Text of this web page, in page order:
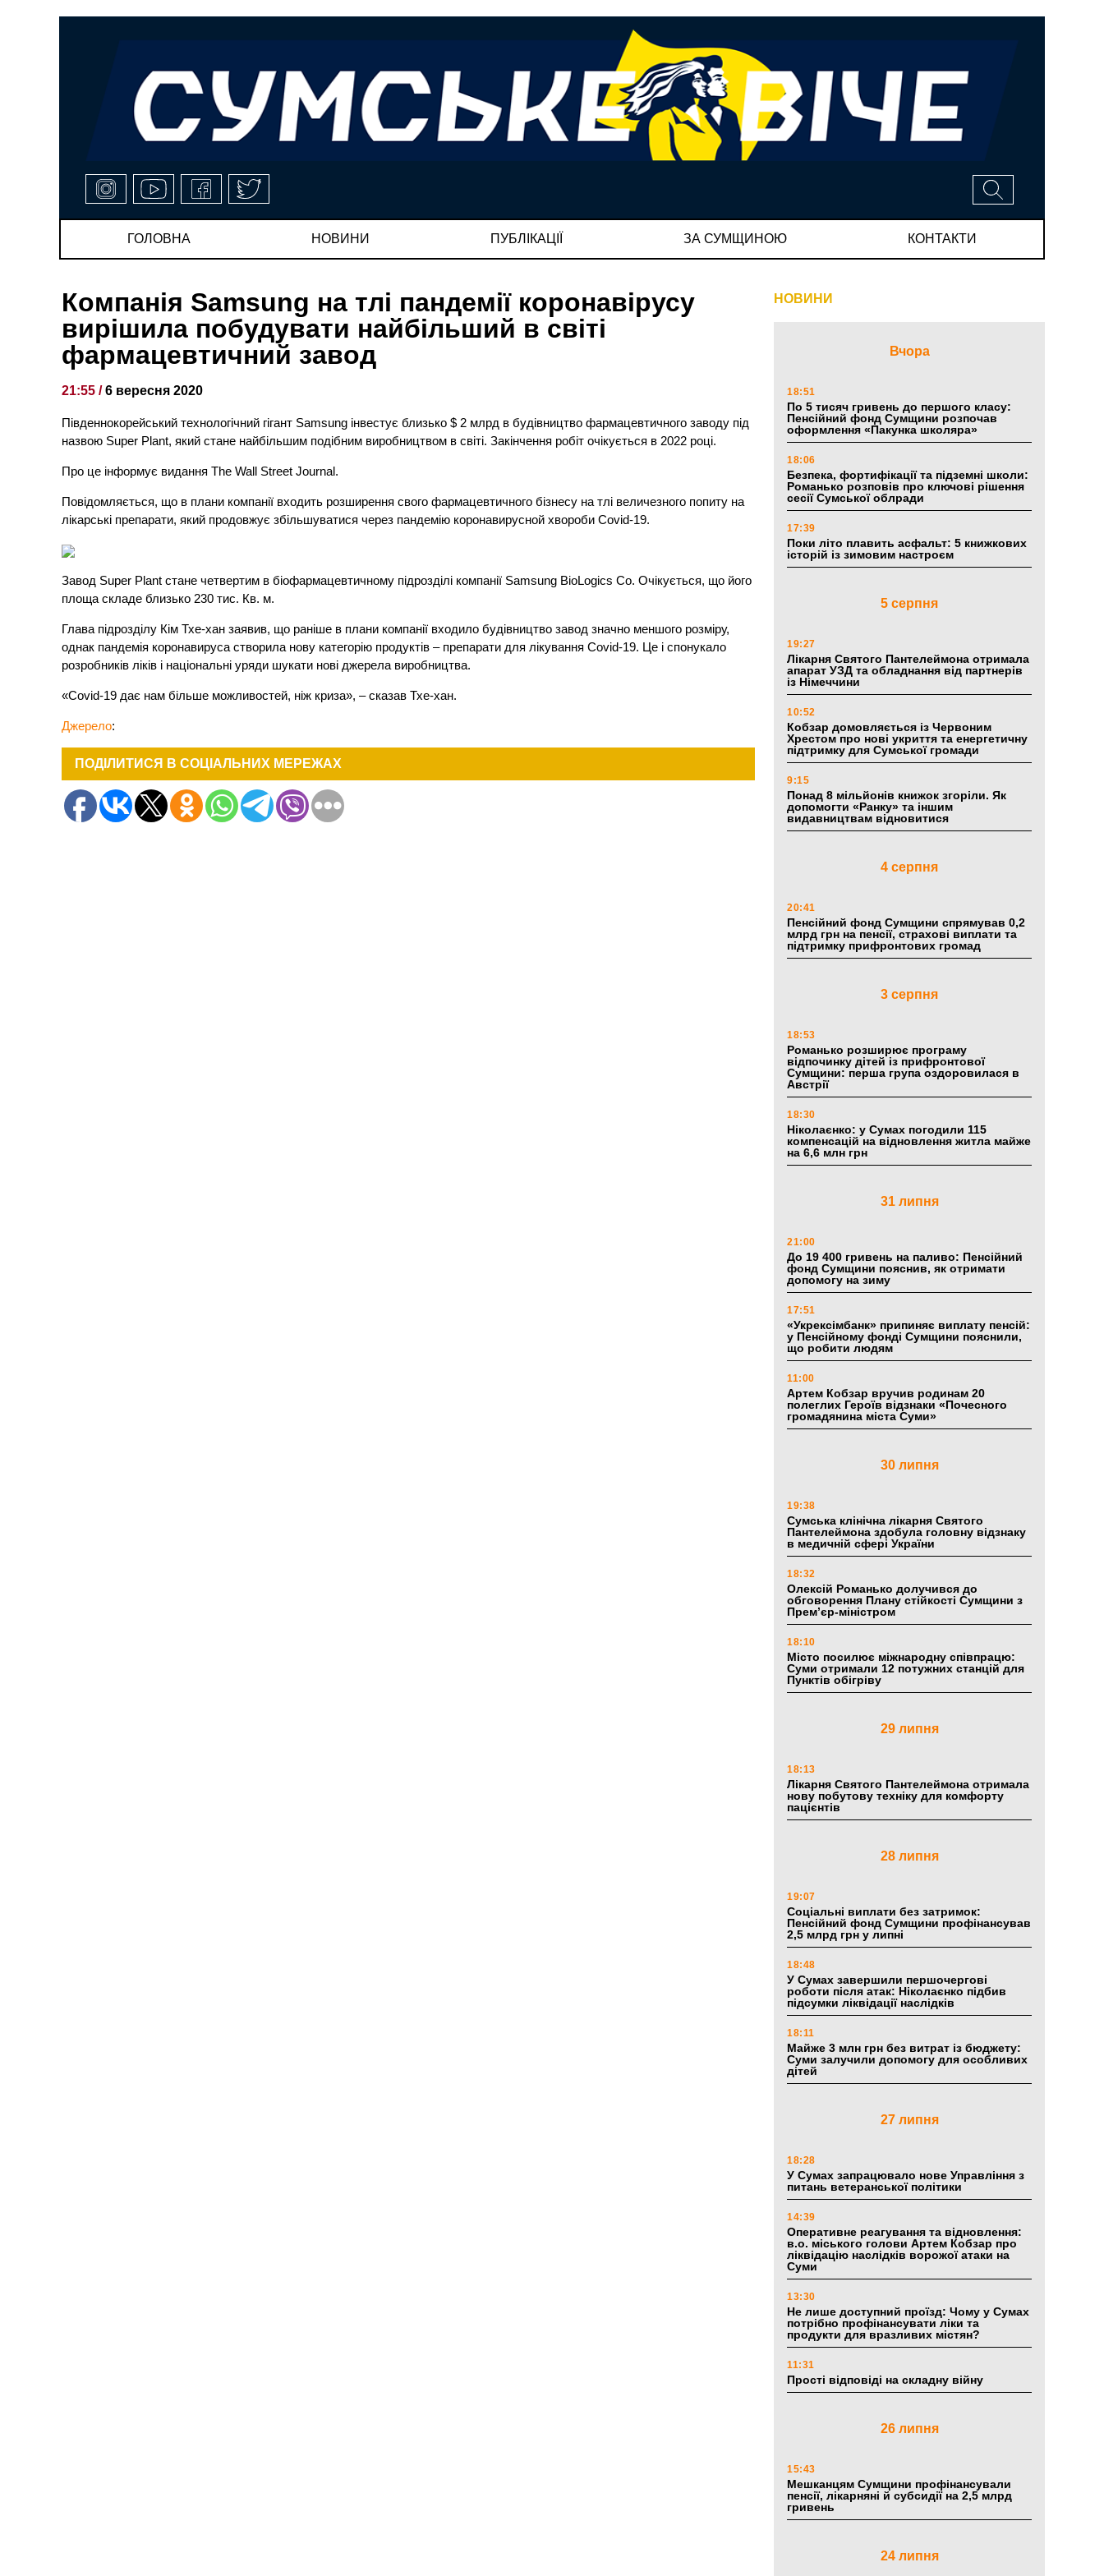
ГОЛОВНА НОВИНИ ПУБЛІКАЦІЇ ЗА СУМЩИНОЮ КОНТАКТИ
Компанія Samsung на тлі пандемії коронавірусу
вирішила побудувати найбільший в світі
фармацевтичний завод
21:55 /6 вересня 2020
Південнокорейський технологічний гігант Samsung інвестує близько $ 2 млрд в будівництво фармацевтичного заводу під
назвою Super Plant, який стане найбільшим подібним виробництвом в світі. Закінчення робіт очікується в 2022 році.
Про це інформує видання The Wall Street Journal.
Повідомляється, що в плани компанії входить розширення свого фармацевтичного бізнесу на тлі величезного попиту на
лікарські препарати, який продовжує збільшуватися через пандемію коронавирусной хвороби Covid-19.
Завод Super Plant стане четвертим в біофармацевтичному підрозділі компанії Samsung BioLogics Co. Очікується, що його
площа складе близько 230 тис. Кв. м.
Глава підрозділу Кім Тхе-хан заявив, що раніше в плани компанії входило будівництво завод значно меншого розміру,
однак пандемія коронавируса створила нову категорію продуктів – препарати для лікування Covid-19. Це і спонукало
розробників ліків і національні уряди шукати нові джерела виробництва.
«Covid-19 дає нам більше можливостей, ніж криза», – сказав Тхе-хан.
Джерело:
ПОДІЛИТИСЯ В СОЦІАЛЬНИХ МЕРЕЖАХ
НОВИНИ
Вчора
18:51
По 5 тисяч гривень до першого класу:
Пенсійний фонд Сумщини розпочав
оформлення «Пакунка школяра»
18:06
Безпека, фортифікації та підземні школи:
Романько розповів про ключові рішення
сесії Сумської облради
17:39
Поки літо плавить асфальт: 5 книжкових
історій із зимовим настроєм
5 серпня
19:27
Лікарня Святого Пантелеймона отримала
апарат УЗД та обладнання від партнерів
із Німеччини
10:52
Кобзар домовляється із Червоним
Хрестом про нові укриття та енергетичну
підтримку для Сумської громади
9:15
Понад 8 мільйонів книжок згоріли. Як
допомогти «Ранку» та іншим
видавництвам відновитися
4 серпня
20:41
Пенсійний фонд Сумщини спрямував 0,2
млрд грн на пенсії, страхові виплати та
підтримку прифронтових громад
3 серпня
18:53
Романько розширює програму
відпочинку дітей із прифронтової
Сумщини: перша група оздоровилася в
Австрії
18:30
Ніколаєнко: у Сумах погодили 115
компенсацій на відновлення житла майже
на 6,6 млн грн
31 липня
21:00
До 19 400 гривень на паливо: Пенсійний
фонд Сумщини пояснив, як отримати
допомогу на зиму
17:51
«Укрексімбанк» припиняє виплату пенсій:
у Пенсійному фонді Сумщини пояснили,
що робити людям
11:00
Артем Кобзар вручив родинам 20
полеглих Героїв відзнаки «Почесного
громадянина міста Суми»
30 липня
19:38
Сумська клінічна лікарня Святого
Пантелеймона здобула головну відзнаку
в медичній сфері України
18:32
Олексій Романько долучився до
обговорення Плану стійкості Сумщини з
Прем’єр-міністром
18:10
Місто посилює міжнародну співпрацю:
Суми отримали 12 потужних станцій для
Пунктів обігріву
29 липня
18:13
Лікарня Святого Пантелеймона отримала
нову побутову техніку для комфорту
пацієнтів
28 липня
19:07
Соціальні виплати без затримок:
Пенсійний фонд Сумщини профінансував
2,5 млрд грн у липні
18:48
У Сумах завершили першочергові
роботи після атак: Ніколаєнко підбив
підсумки ліквідації наслідків
18:11
Майже 3 млн грн без витрат із бюджету:
Суми залучили допомогу для особливих
дітей
27 липня
18:28
У Сумах запрацювало нове Управління з
питань ветеранської політики
14:39
Оперативне реагування та відновлення:
в.о. міського голови Артем Кобзар про
ліквідацію наслідків ворожої атаки на
Суми
13:30
Не лише доступний проїзд: Чому у Сумах
потрібно профінансувати ліки та
продукти для вразливих містян?
11:31
Прості відповіді на складну війну
26 липня
15:43
Мешканцям Сумщини профінансували
пенсії, лікарняні й субсидії на 2,5 млрд
гривень
24 липня